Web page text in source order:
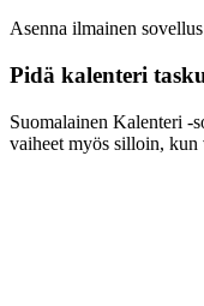
Asenna ilmainen sovellus
Pidä kalenteri
Suomalainen Kalenteri
vaiheet myös silloin, kun